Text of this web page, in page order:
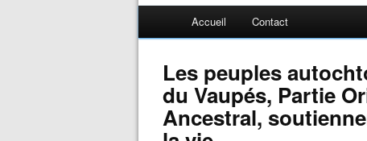
Accueil Contact
Les peuples
du Vaupés, Partie
Ancestral,